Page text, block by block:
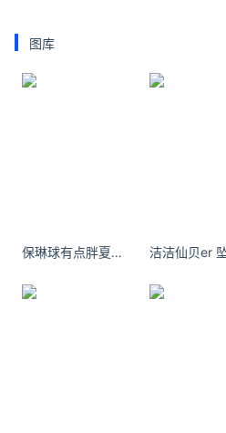
图库
保琳球有点胖夏日限定球～#OOTD##今天穿什么##夏天该有的样子# 2广州 ​​​​